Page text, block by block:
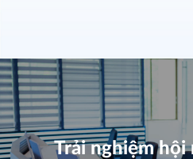
Trải nghiệm hội